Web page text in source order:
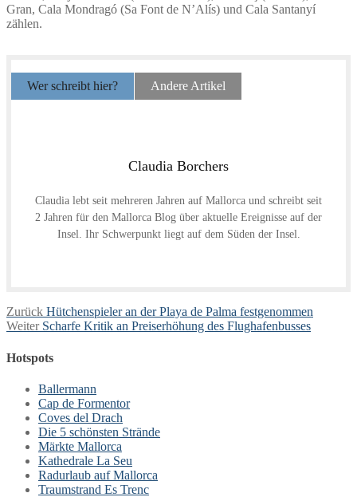
Gran, Cala Mondragó (Sa Font de N’Alís) und Cala Santanyí
zählen.
Wer schreibt hier? Andere Artikel
Claudia Borchers
Claudia lebt seit mehreren Jahren auf Mallorca und schreibt seit
2 Jahren für den Mallorca Blog über aktuelle Ereignisse auf der
Insel. Ihr Schwerpunkt liegt auf dem Süden der Insel.
Beitragsnavigation
Zurück Vorheriger
Beitrag:
Hütchenspieler an der Playa de Palma festgenommen
Weiter Nächster
Scharfe Kritik an Preiserhöhung des Flughafenbusses
Hotspots
Ballermann
Cap de Formentor
Coves del Drach
Die 5 schönsten Strände
Märkte Mallorca
Kathedrale La Seu
Radurlaub auf Mallorca
Traumstrand Es Trenc